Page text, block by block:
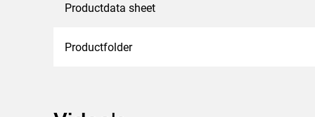
Productdata sheet
Productfolder